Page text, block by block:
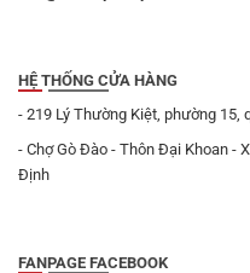
HỆ THỐNG CỬA HÀNG
- 219 Lý Thường Kiệt, phường 15,
- Chợ Gò Đào - Thôn Đại Khoan -
Định
FANPAGE FACEBOOK